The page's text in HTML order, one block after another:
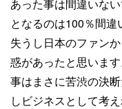
あった事は間違いな
となるのは100％間
失うし日本のファン
惑があったと思いま
事はまさに苦渋の決
しビジネスとして考